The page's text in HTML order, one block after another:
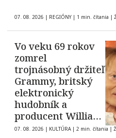
07. 08. 2026 | REGIÓNY | 1 min. čítania |
Vo veku 69 rokov
zomrel
trojnásobný držiteľ
Grammy, britský
elektronický
hudobník a
producent William
Orbit
07. 08. 2026 | KULTÚRA | 2 min. čítania |